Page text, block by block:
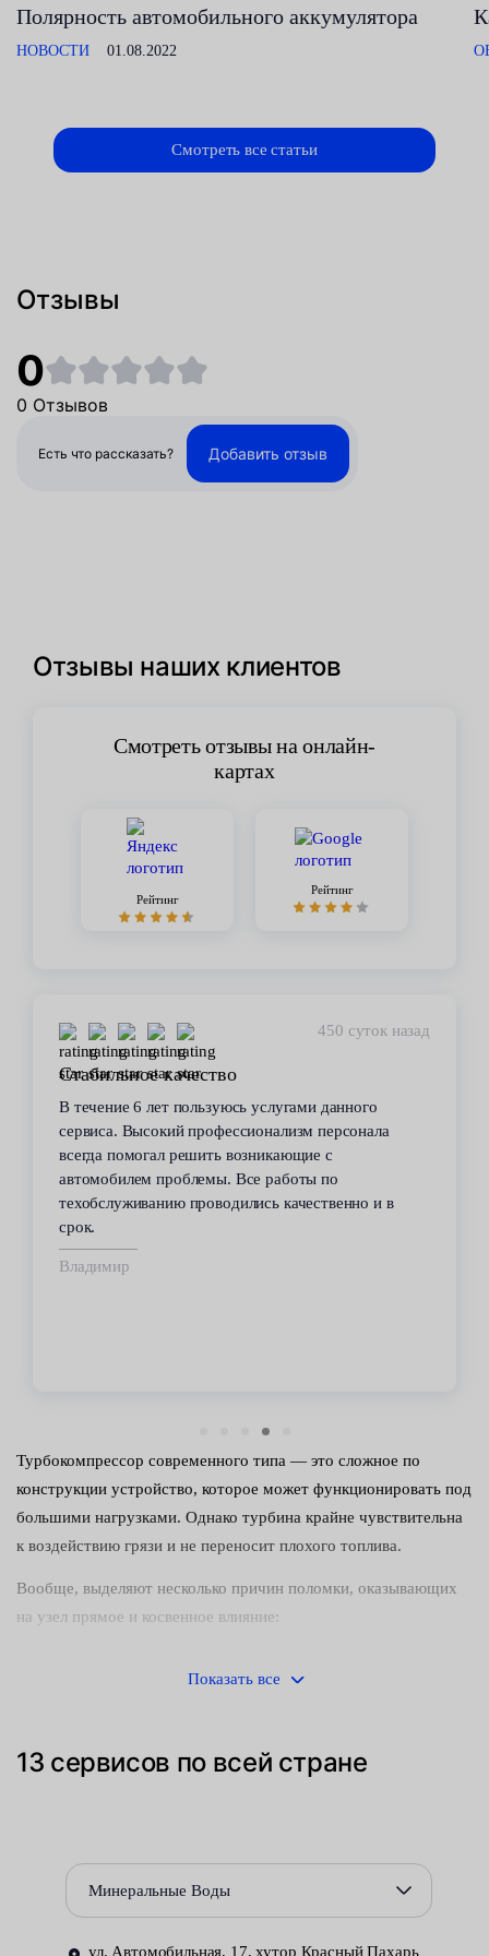
Полярность автомобильного аккумулятора
НОВОСТИ 01.08.2022
Смотреть все статьи
Отзывы
0
0 Отзывов
Есть что рассказать? Добавить отзыв
Отзывы наших клиентов
Смотреть отзывы на онлайн-
картах
Рейтинг
Рейтинг
450 суток назад
Стабильное качество
В течение 6 лет пользуюсь услугами данного
сервиса. Высокий профессионализм персонала
всегда помогал решить возникающие с
автомобилем проблемы. Все работы по
техобслуживанию проводились качественно и в
срок.
Владимир
Турбокомпрессор современного типа — это сложное по
конструкции устройство, которое может функционировать под
большими нагрузками. Однако турбина крайне чувствительна
к воздействию грязи и не переносит плохого топлива.
Вообще, выделяют несколько причин поломки, оказывающих
на узел прямое и косвенное влияние:
устаревшим маслом, через воздушный фильтр или сам
Нарушение герметичности.
Неправильная регулировка распредвала.
Нарушения в работе клапана ЕГР.
Показать все
13 сервисов по всей стране
Минеральные Воды
ул. Автомобильная, 17, хутор Красный Пахарь